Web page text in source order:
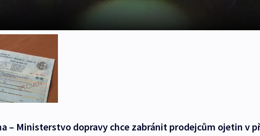
– Ministerstvo dopravy chce zabránit prodejcům ojetin v